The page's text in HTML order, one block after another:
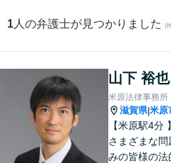
1 人の弁護士が見つかりました (
山下 裕也
米原法律事務所
滋賀県|米原
【米原駅4分
さまざまな
みの皆様の法